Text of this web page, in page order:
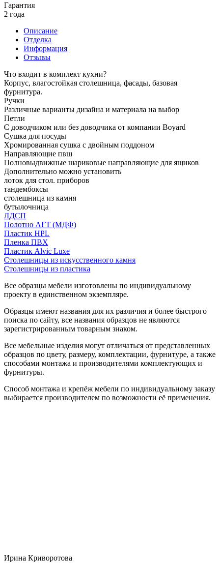
Гарантия
2 года
Описание
Отделка
Информация
Отзывы
Что входит в комплект кухни?
Корпус, влагостойкая столешница, фасады, базовая
фурнитура.
Ручки
Различные варианты дизайна и материала на выбор
Петли
С доводчиком или без доводчика от компании Boyard
Сушка для посуды
Хромированная сушка с двойным поддоном
Направляющие пвш
Полновыдвижные шариковые направляющие для ящиков
Дополнительно можно установить
лоток для стол. приборов
тандембоксы
столешница из камня
бутылочница
ЛДСП
Полотно АГТ (МДФ)
Пластик HPL
Пленка ПВХ
Пластик Alvic Luxe
Столешницы из искусственного камня
Столешницы из пластика
Все образцы мебели изготовлены по индивидуальному
проекту в единственном экземпляре.
Образцы имеют названия для их различия и более быстрого
поиска по сайту, все названия образцов не являются
зарегистрированным товарным знаком.
Все мебельные изделия могут отличаться от представленных
образцов по цвету, размеру, комплектации, фурнитуре, а также
способами монтажа и производителями комплектующих и
фурнитуры.
Способ монтажа и крепёж мебели по индивидуальному заказу
выбирается производителем по возможности её применения.
Ирина Криворотова